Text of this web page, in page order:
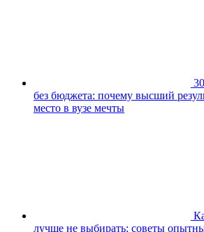
без бюджета: почему высший
место в вузе мечты
лучше не выбирать: советы